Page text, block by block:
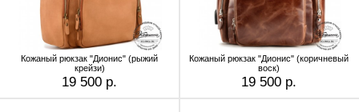
Кожаный рюкзак "Дионис" (рыжий
крейзи)
19 500 р.
Кожаный рюкзак "Дионис" (коричневый
воск)
19 500 р.